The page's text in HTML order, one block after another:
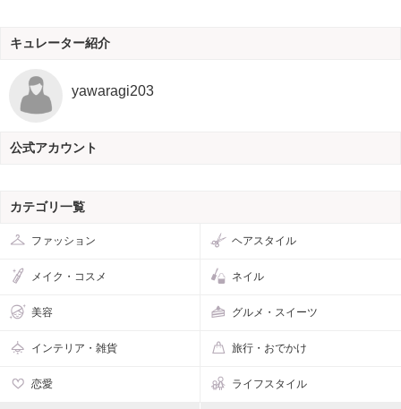
キュレーター紹介
yawaragi203
公式アカウント
カテゴリ一覧
ファッション ヘアスタイル
メイク・コスメ ネイル
美容 グルメ・スイーツ
インテリア・雑貨 旅行・おでかけ
恋愛 ライフスタイル